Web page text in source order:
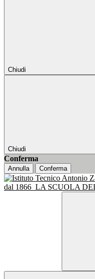
Chiudi
Chiudi
Conferma
Annulla Conferma
dal 1866 LA SCUOLA